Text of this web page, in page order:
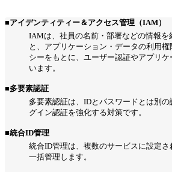
■アイデンティティー＆アクセス管理（IAM）
IAMは、社員の名前・部署などの情報を
と、アプリケーション・データの利用
シーをもとに、ユーザー認証やアプリ
います。
■多要素認証
多要素認証は、IDとパスワードとは別
グイン認証を強化する対策です。
■統合ID管理
統合ID管理は、複数のサービスに設定
一括管理します。